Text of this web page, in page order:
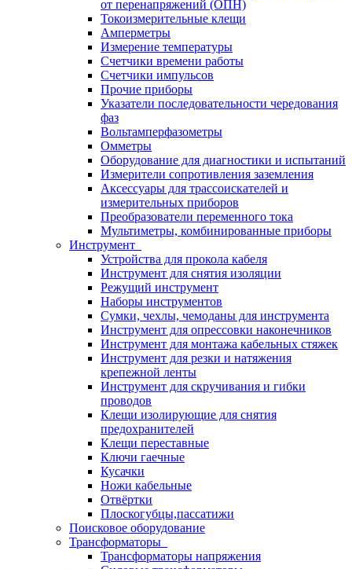
от перенапряжений (ОПН)
Токоизмерительные клещи
Амперметры
Измерение температуры
Счетчики времени работы
Счетчики импульсов
Прочие приборы
Указатели последовательности чередования
фаз
Вольтамперфазометры
Омметры
Оборудование для диагностики и испытаний
Измерители сопротивления заземления
Аксессуары для трассоискателей и
измерительных приборов
Преобразователи переменного тока
Мультиметры, комбинированные приборы
Инструмент
Устройства для прокола кабеля
Инструмент для снятия изоляции
Режущий инструмент
Наборы инструментов
Сумки, чехлы, чемоданы для инструмента
Инструмент для опрессовки наконечников
Инструмент для монтажа кабельных стяжек
Инструмент для резки и натяжения
крепежной ленты
Инструмент для скручивания и гибки
проводов
Клещи изолирующие для снятия
предохранителей
Клещи переставные
Ключи гаечные
Кусачки
Ножи кабельные
Отвёртки
Плоскогубцы,пассатижи
Поисковое оборудование
Трансформаторы
Трансформаторы напряжения